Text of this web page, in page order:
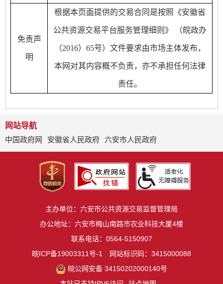
免责声
明
根据本页面提供的交易合同是按照《安徽省
公共资源交易平台服务管理细则》 （皖政办
（2016）65号）文件要求由市场主体发布，
本网对其内容概不负责，亦不承担任何法律
责任。
网站导航
中国政府网
安徽省人民政府 六安市人民政府
主办单位：六安市公共资源交易监督管理局
办公地址：六安市梅山南路市农业科技大厦4楼
联系电话：0564-5150907
皖ICP备19003311号-1
网站标识码：3415000088
皖公网安备 34150202000140号